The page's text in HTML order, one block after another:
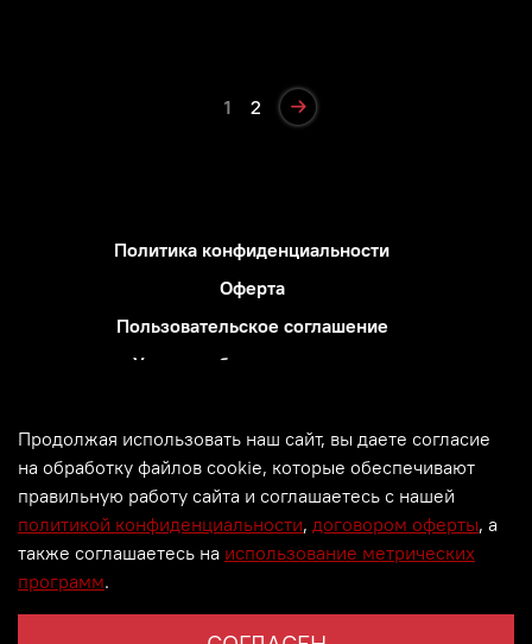
1 2
Политика конфиденциальности
Оферта
Пользовательское соглашение
Условия обмена и возврата
Использование метрических программ
Политика обработки персональных данных
© Все права защищены. 2000 - 2026. PM GROUP.
Информация сайта защищена законом об авторских
Продолжая использовать наш сайт, вы даете согласие
на обработку файлов cookie, которые обеспечивают
правильную работу сайта и соглашаетесь с нашей
политикой конфиденциальности, договором оферты, а
также соглашаетесь на использование метрических
программ.